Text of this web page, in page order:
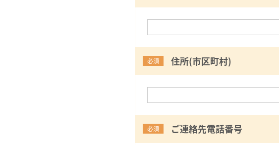
必須 住所(市区町村)
必須 ご連絡先電話番号